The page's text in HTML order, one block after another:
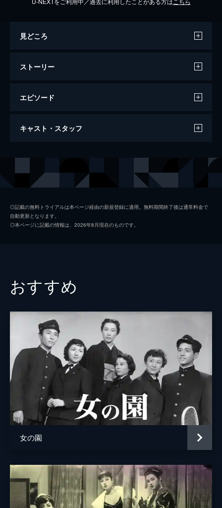
見どころ
ストーリー
エピソード
越前竹人形
キャスト・スタッフ
山下洵一郎
寺島雄作
水原浩一
天野一郎
石原須磨男
村田扶実子
嵐三右衛門
監督 吉村公三郎
原作 水上勉
音楽 池野成
製作 永田雅一
◎記載の無料トライアルは本ページ経由の新規登録に適用。無料期間終了後は通常料金で
自動更新となります。
◎本ページに記載の情報は、2026年8月現在のものです。
おすすめ
女の園